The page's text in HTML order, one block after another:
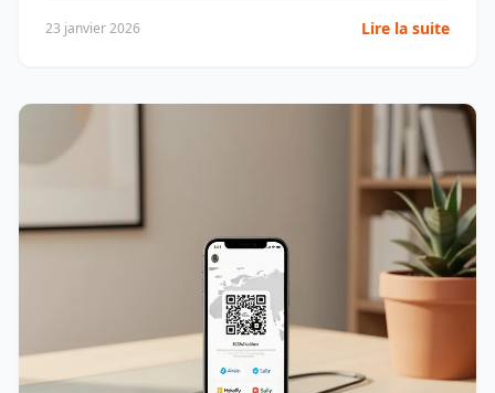
23 janvier 2026 Lire la suite